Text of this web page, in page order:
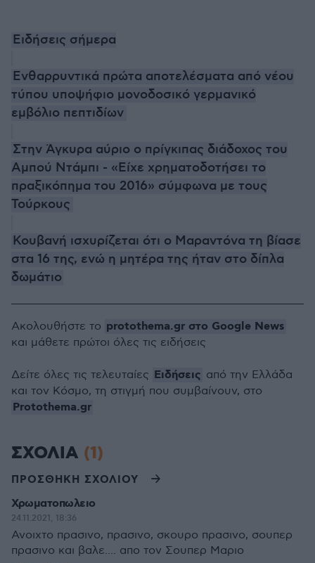
Ειδήσεις σήμερα
Ενθαρρυντικά πρώτα αποτελέσματα από νέου
τύπου υποψήφιο μονοδοσικό γερμανικό
εμβόλιο πεπτιδίων
Στην Άγκυρα αύριο ο πρίγκιπας διάδοχος του
Αμπού Ντάμπι - «Είχε χρηματοδοτήσει το
πραξικόπημα του 2016» σύμφωνα με τους
Τούρκους
Κουβανή ισχυρίζεται ότι ο Μαραντόνα τη βίασε
στα 16 της, ενώ η μητέρα της ήταν στο δίπλα
δωμάτιο
Ακολουθήστε το protothema.gr στο Google News
και μάθετε πρώτοι όλες τις ειδήσεις
Δείτε όλες τις τελευταίες Ειδήσεις από την Ελλάδα
και τον Κόσμο, τη στιγμή που συμβαίνουν, στο
Protothema.gr
ΣΧΟΛΙΑ (1)
ΠΡΟΣΘΗΚΗ ΣΧΟΛΙΟΥ
Χρωματοπωλειο
24.11.2021, 18:36
Ανοιχτο πρασινο, πρασινο, σκουρο πρασινο, σουπερ
πρασινο και βαλε.... απο τον Σουπερ Μαριο